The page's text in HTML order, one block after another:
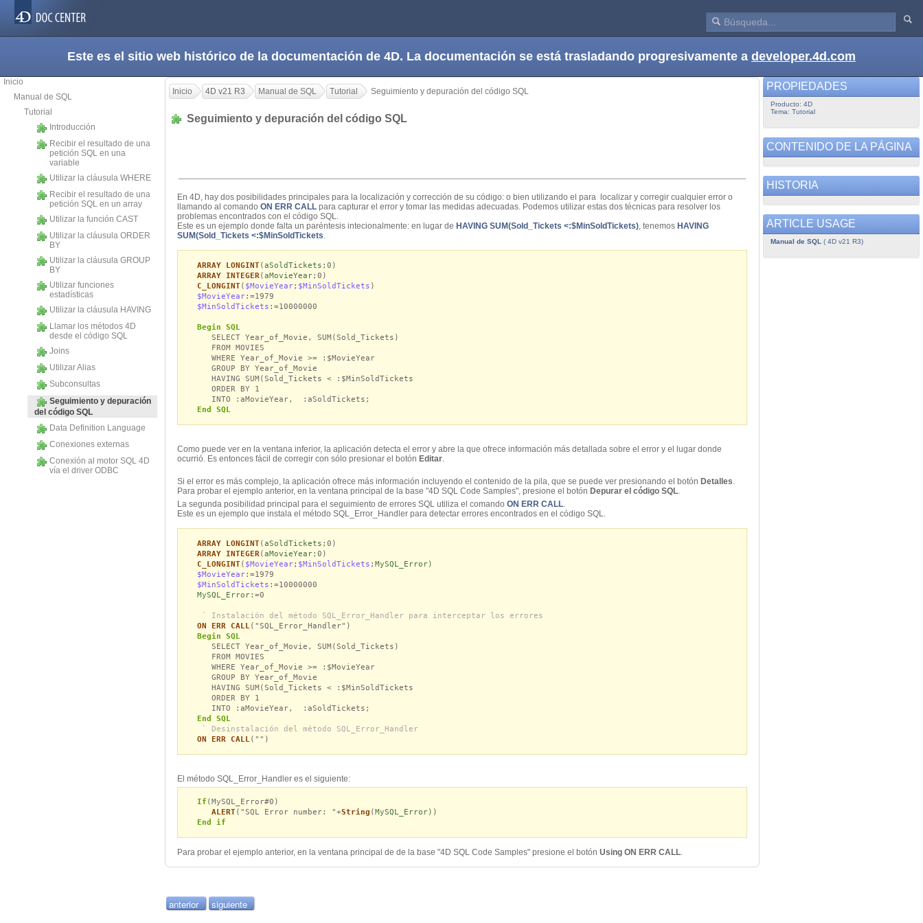
Este es el sitio web histórico de la documentación de 4D. La documentación se está trasladando progresivamente a developer.4d.com
Inicio
Manual de SQL
Tutorial
Introducción
Recibir el resultado de una
petición SQL en una
variable
Utilizar la cláusula WHERE
Recibir el resultado de una
petición SQL en un array
Utilizar la función CAST
Utilizar la cláusula ORDER
BY
Utilizar la cláusula GROUP
BY
Utilizar funciones
estadísticas
Utilizar la cláusula HAVING
Llamar los métodos 4D
desde el código SQL
Joins
Utilizar Alias
Subconsultas
Seguimiento y depuración
del código SQL
Data Definition Language
Conexiones externas
Conexión al motor SQL 4D
vía el driver ODBC
Inicio 4D v21 R3 Manual de SQL Tutorial Seguimiento y depuración del código SQL
Seguimiento y depuración del código SQL
En 4D, hay dos posibilidades principales para la localización y corrección de su código: o bien utilizando el para localizar y corregir cualquier error o
llamando al comando ON ERR CALL para capturar el error y tomar las medidas adecuadas. Podemos utilizar estas dos técnicas para resolver los
problemas encontrados con el código SQL.
Este es un ejemplo donde falta un paréntesis intecionalmente: en lugar de HAVING SUM(Sold_Tickets <:$MinSoldTickets), tenemos HAVING
SUM(Sold_Tickets <:$MinSoldTickets.
ARRAY LONGINT( aSoldTickets ;0)
ARRAY INTEGER( aMovieYear;0)
C_LONGINT( $MovieYear; $MinSoldTickets )
$MovieYear:=1979
$MinSoldTickets :=10000000
Begin SQL
SELECT Year_of_Movie, SUM(Sold_Tickets)
FROM MOVIES
WHERE Year_of_Movie >= :$MovieYear
GROUP BY Year_of_Movie
HAVING SUM(Sold_Tickets < :$MinSoldTickets
ORDER BY 1
INTO :aMovieYear, :aSoldTickets;
End SQL
Como puede ver en la ventana inferior, la aplicación detecta el error y abre la que ofrece información más detallada sobre el error y el lugar donde
ocurrió. Es entonces fácil de corregir con sólo presionar el botón Editar.
Si el error es más complejo, la aplicación ofrece más información incluyendo el contenido de la pila, que se puede ver presionando el botón Detalles.
Para probar el ejemplo anterior, en la ventana principal de la base "4D SQL Code Samples", presione el botón Depurar el código SQL.
La segunda posibilidad principal para el seguimiento de errores SQL utiliza el comando ON ERR CALL.
Este es un ejemplo que instala el método SQL_Error_Handler para detectar errores encontrados en el código SQL.
ARRAY LONGINT(aSoldTickets ;0)
ARRAY INTEGER(aMovieYear;0)
C_LONGINT( $MovieYear; $MinSoldTickets ; MySQL_Error)
$MovieYear:=1979
$MinSoldTickets :=10000000
MySQL_Error:=0
` Instalación del método SQL_Error_Handler para interceptar los errores
ON ERR CALL("SQL_Error_Handler")
Begin SQL
SELECT Year_of_Movie, SUM(Sold_Tickets)
FROM MOVIES
WHERE Year_of_Movie >= :$MovieYear
GROUP BY Year_of_Movie
HAVING SUM(Sold_Tickets < :$MinSoldTickets
ORDER BY 1
INTO :aMovieYear, :aSoldTickets;
End SQL
` Desinstalación del método SQL_Error_Handler
ON ERR CALL("")
El método SQL_Error_Handler es el siguiente:
If (MySQL_Error#0)
ALERT("SQL Error number: "+String ( MySQL_Error))
End if
Para probar el ejemplo anterior, en la ventana principal de de la base "4D SQL Code Samples" presione el botón Using ON ERR CALL.
anterior siguiente
PROPIEDADES
Producto: 4D
Tema: Tutorial
CONTENIDO DE LA PÁGINA
HISTORIA
ARTICLE USAGE
Manual de SQL ( 4D v21 R3)